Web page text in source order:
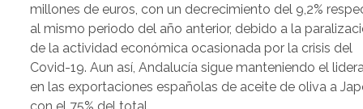
millones de euros, con un decrecimiento del 9,2%
al mismo periodo del año anterior, debido a la
de la actividad económica ocasionada por la crisis del
Covid-19. Aun así, Andalucía sigue manteniendo el
en las exportaciones españolas de aceite de oliva a